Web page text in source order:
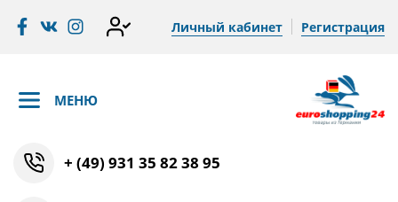
Личный кабинет Регистрация
МЕНЮ
+ (49) 931 35 82 38 95